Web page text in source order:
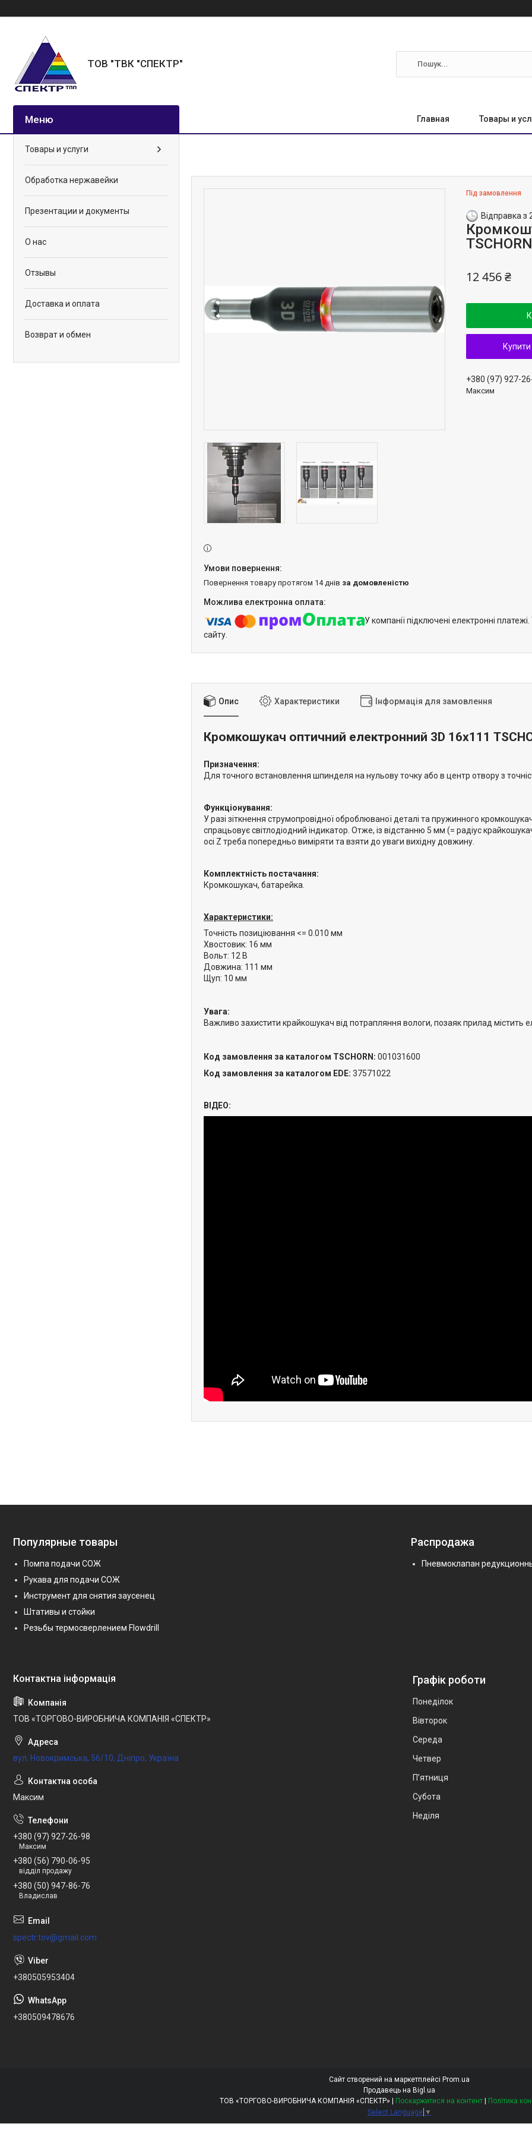
ТОВ "ТВК "СПЕКТР"
Главная Товары и
Під замовлення
Відправка з
12 456 ₴
Купити
+380 (97) 927-
Максим
повернення товару протягом 14 днів за домовленістю
У компанії підключені електронні
сайту.
Опис Характеристики Інформація для замовлення
Кромкошукач оптичний електронний 3D 16х111
Призначення:
Для точного встановлення шпинделя на нульову точку або в центр отвору з
Функціонування:
У разі зіткнення струмопровідної оброблюваної деталі та пружинного
спрацьовує світлодіодний індикатор. Отже, із відстанню 5 мм (= радіус
осі Z треба попередньо виміряти та взяти до уваги вихідну довжину.
Комплектність постачання:
Кромкошукач, батарейка.
Характеристики:
Точність позиціювання <= 0.010 мм
Хвостовик: 16 мм
Вольт: 12 В
Довжина: 111 мм
Щуп: 10 мм
Увага:
Важливо захистити крайкошукач від потрапляння вологи, позаяк прилад містить
Код замовлення за каталогом TSCHORN: 001031600
Код замовлення за каталогом EDE: 37571022
ВІДЕО:
Товары и услуги
Обработка нержавейки
Презентации и документы
О нас
Отзывы
Доставка и оплата
Возврат и обмен
Популярные товары
Помпа подачи СОЖ
Рукава для подачи СОЖ
Инструмент для снятия заусенец
Штативы и стойки
Резьбы термосверлением Flowdrill
Распродажа
Пневмоклапан
ТОВ «ТОРГОВО-ВИРОБНИЧА КОМПАНІЯ «СПЕКТР»
вул. Новокримська, 56/10, Дніпро, Україна
Максим
+380 (97) 927-26-98
Максим
+380 (56) 790-06-95
відділ продажу
+380 (50) 947-86-76
Владислав
spectr.tov@gmail.com
+380505953404
+380509478676
Графік роботи
Понеділок
Вівторок
Середа
Четвер
Пʼятниця
Субота
Неділя
Сайт створений на маркетплейсі Prom.ua
Продавець на Bigl.ua
Поскаржитися на контент
Політика
Select Language ▼